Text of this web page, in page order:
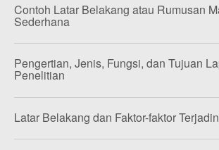
Contoh Latar Belakang atau Rumusan
Sederhana
Pengertian, Jenis, Fungsi, dan Tujuan
Penelitian
Latar Belakang dan Faktor-faktor